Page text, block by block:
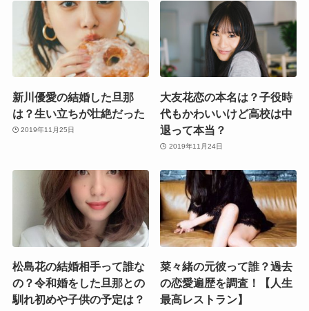
新川優愛の結婚した旦那
は？生い立ちが壮絶だった
2019年11月25日
大友花恋の本名は？子役時
代もかわいいけど高校は中
退って本当？
2019年11月24日
松島花の結婚相手って誰な
の？令和婚をした旦那との
馴れ初めや子供の予定は？
菜々緒の元彼って誰？過去
の恋愛遍歴を調査！【人生
最高レストラン】